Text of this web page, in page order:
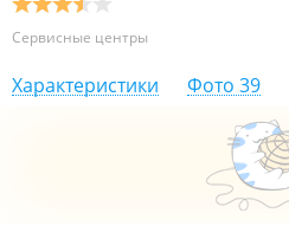
Сервисные центры
Характеристики Фото 39